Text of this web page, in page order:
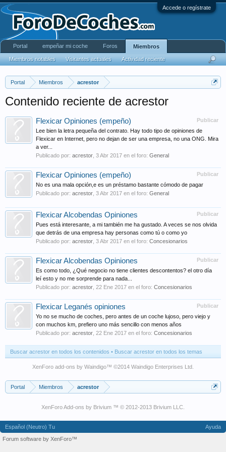
Accede o regístrate
Portal Miembros acrestor
Contenido reciente de acrestor
Publicar
Flexicar Opiniones (empeño)
Lee bien la letra pequeña del contrato. Hay todo tipo de opiniones de
Flexicar en Internet, pero no dejan de ser una empresa, no una ONG. Mira
a ver...
Publicado por: acrestor 3 Abr 2017 en el foro: General
Publicar
Flexicar Opiniones (empeño)
No es una mala opción,e es un préstamo bastante cómodo de pagar
Publicado por: acrestor 3 Abr 2017 en el foro: General
Publicar
Flexicar Alcobendas Opiniones
Pues está interesante, a mi también me ha gustado. A veces se nos olvida
que detrás de una empresa hay personas como tú o como yo
Publicado por: acrestor 3 Abr 2017 en el foro: Concesionarios
Publicar
Flexicar Alcobendas Opiniones
Es como todo, ¿Qué negocio no tiene clientes descontentos? el otro día
leí esto y no me sorprende para nada...
Publicado por: acrestor 22 Ene 2017 en el foro: Concesionarios
Publicar
Flexicar Leganés opiniones
Yo no se mucho de coches, pero antes de un coche lujoso, pero viejo y
con muchos km, prefiero uno más sencillo con menos años
Publicado por: acrestor 22 Ene 2017 en el foro: Concesionarios
Buscar acrestor en todos los contenidos Buscar acrestor en todos los temas
XenForo add-ons by Waindigo™ ©2014 Waindigo Enterprises Ltd
Portal Miembros acrestor
XenForo Add-ons by Brivium ™ © 2012-2013 Brivium LLC.
Portal empeñar mi coche Foros Miembros
Miembros notables Visitantes actuales Actividad reciente
Español (Neutro) Tu
Ayuda
Forum software by XenForo™